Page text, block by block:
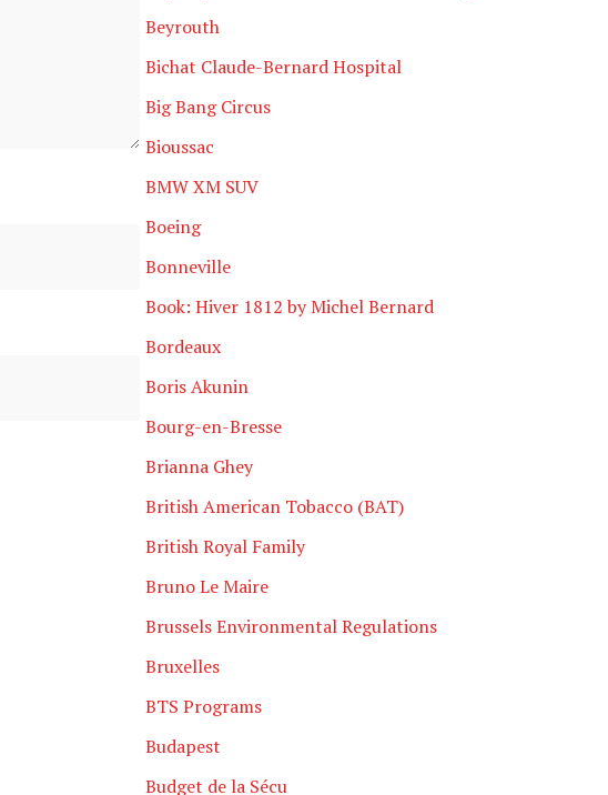
Beyrouth
Bichat Claude-Bernard Hospital
Big Bang Circus
Bioussac
BMW XM SUV
Boeing
Bonneville
Book: Hiver 1812 by Michel Bernard
Bordeaux
Boris Akunin
Bourg-en-Bresse
Brianna Ghey
British American Tobacco (BAT)
British Royal Family
Bruno Le Maire
Brussels Environmental Regulations
Bruxelles
BTS Programs
Budapest
Budget de la Sécu